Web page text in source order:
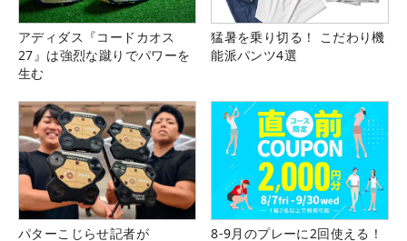
アディダス『コードカオス
27』は強烈な蹴りでパワーを
生む
猛暑を乗り切る！ こだわり機
能派パンツ4選
パターこじらせ記者が
8-9月のプレーに2回使える！